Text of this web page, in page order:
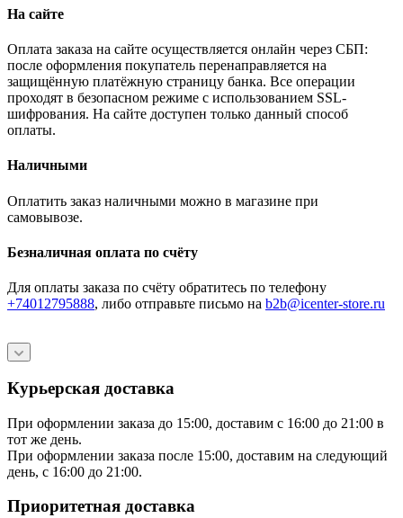
На сайте
Оплата заказа на сайте осуществляется онлайн через СБП:
после оформления покупатель перенаправляется на
защищённую платёжную страницу банка. Все операции
проходят в безопасном режиме с использованием SSL-
шифрования. На сайте доступен только данный способ
оплаты.
Наличными
Оплатить заказ наличными можно в магазине при
самовывозе.
Безналичная оплата по счёту
Для оплаты заказа по счёту обратитесь по телефону
+74012795888, либо отправьте письмо на b2b@icenter-store.ru
Курьерская доставка
При оформлении заказа до 15:00, доставим с 16:00 до 21:00 в
тот же день.
При оформлении заказа после 15:00, доставим на следующий
день, с 16:00 до 21:00.
Приоритетная доставка